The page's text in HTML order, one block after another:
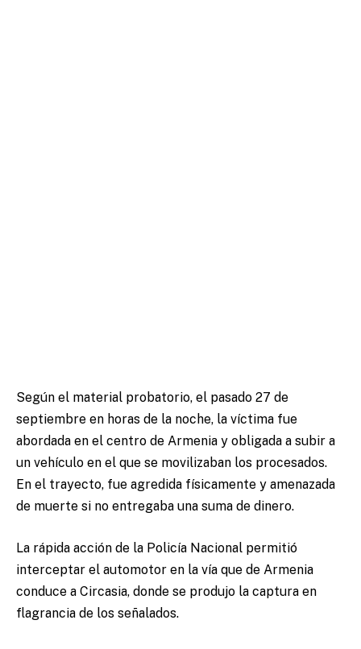
Según el material probatorio, el pasado 27 de
septiembre en horas de la noche, la víctima fue
abordada en el centro de Armenia y obligada a subir a
un vehículo en el que se movilizaban los procesados.
En el trayecto, fue agredida físicamente y amenazada
de muerte si no entregaba una suma de dinero.
La rápida acción de la Policía Nacional permitió
interceptar el automotor en la vía que de Armenia
conduce a Circasia, donde se produjo la captura en
flagrancia de los señalados.